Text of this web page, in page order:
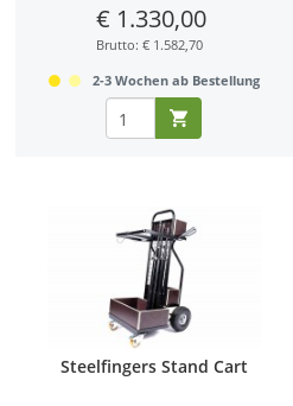
€ 1.330,00
Brutto: € 1.582,70
2-3 Wochen ab Bestellung
Steelfingers Stand Cart